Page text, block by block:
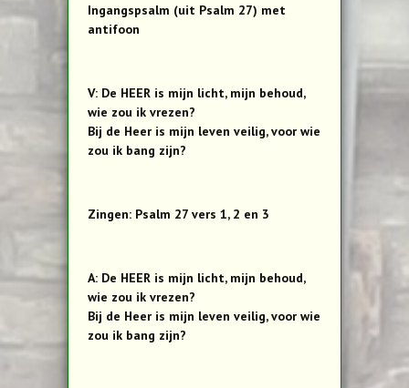
Ingangspsalm (uit Psalm 27) met
antifoon
V: De HEER is mijn licht, mijn behoud,
wie zou ik vrezen?
Bij de Heer is mijn leven veilig, voor wie
zou ik bang zijn?
Zingen: Psalm 27 vers 1, 2 en 3
A: De HEER is mijn licht, mijn behoud,
wie zou ik vrezen?
Bij de Heer is mijn leven veilig, voor wie
zou ik bang zijn?